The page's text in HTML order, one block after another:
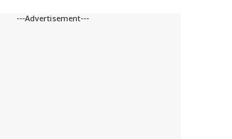
---Advertisement---